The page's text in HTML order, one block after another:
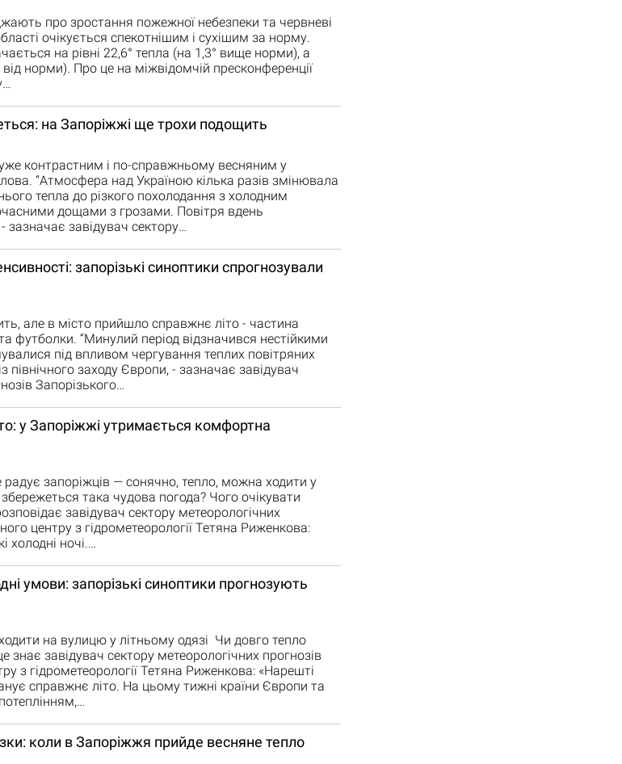
про зростання пожежної небезпеки та червневі
очікується спекотнішим і сухішим за норму.
на рівні 22,6° тепла (на 1,3° вище норми), а
норми). Про це на міжвідомчій пресконференції
на Запоріжжі ще трохи подощить
контрастним і по-справжньому весняним у
“Атмосфера над Україною кілька разів змінювала
тепла до різкого похолодання з холодним
дощами з грозами. Повітря вдень
зазначає завідувач сектору…
запорізькі синоптики спрогнозували
але в місто прийшло справжнє літо - частина
футболки. “Минулий період відзначився нестійкими
під впливом чергування теплих повітряних
північного заходу Європи, - зазначає завідувач
Запорізького…
у Запоріжжі утримається комфортна
запоріжців — сонячно, тепло, можна ходити у
така чудова погода? Чого очікувати
завідувач сектору метеорологічних
центру з гідрометеорології Тетяна Риженкова:
холодні ночі.…
умови: запорізькі синоптики прогнозують
на вулицю у літньому одязі Чи довго тепло
знає завідувач сектору метеорологічних прогнозів
з гідрометеорології Тетяна Риженкова: «Нарешті
справжнє літо. На цьому тижні країни Європи та
коли в Запоріжжя прийде весняне тепло